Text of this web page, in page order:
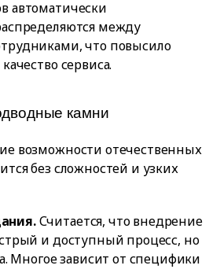
автоматически
между
что повысило
сервиса.
камни
возможности отечественных
без сложностей и узких
Считается, что внедрение
и доступный процесс, но
Многое зависит от специфики